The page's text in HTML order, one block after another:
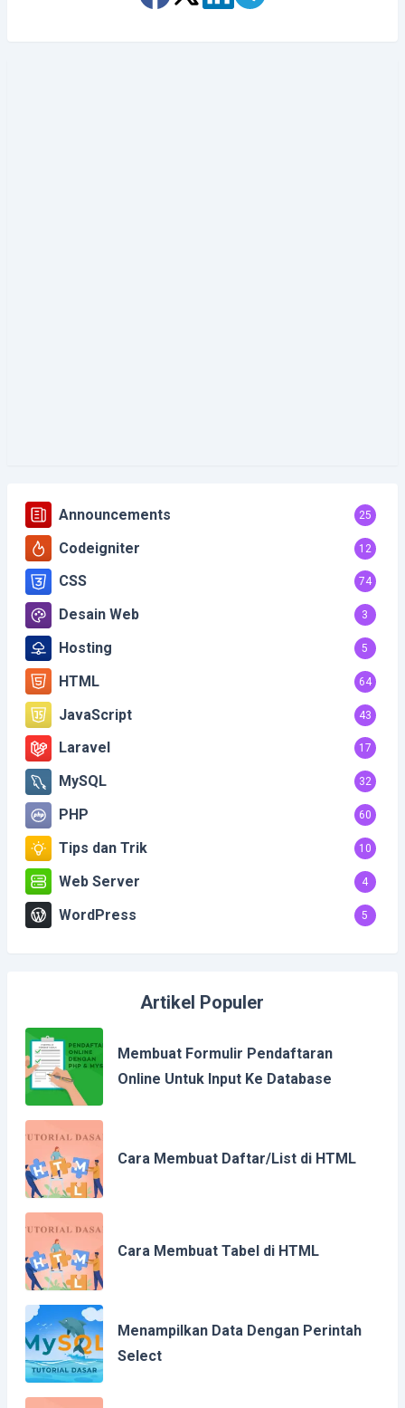
Announcements 25
Codeigniter 12
CSS 74
Desain Web 3
Hosting 5
HTML 64
JavaScript 43
Laravel 17
MySQL 32
PHP 60
Tips dan Trik 10
Web Server 4
WordPress 5
Artikel Populer
Membuat Formulir Pendaftaran
Online Untuk Input Ke Database
Cara Membuat Daftar/List di HTML
Cara Membuat Tabel di HTML
Menampilkan Data Dengan Perintah
Select